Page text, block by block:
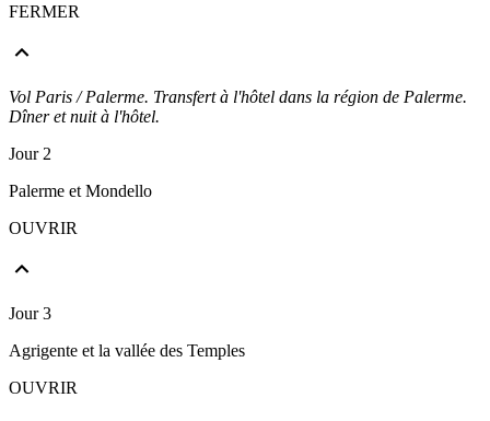
FERMER
Vol Paris / Palerme. Transfert à l'hôtel dans la région de Palerme.
Dîner et nuit à l'hôtel.
Jour 2
Palerme et Mondello
OUVRIR
Jour 3
Agrigente et la vallée des Temples
OUVRIR